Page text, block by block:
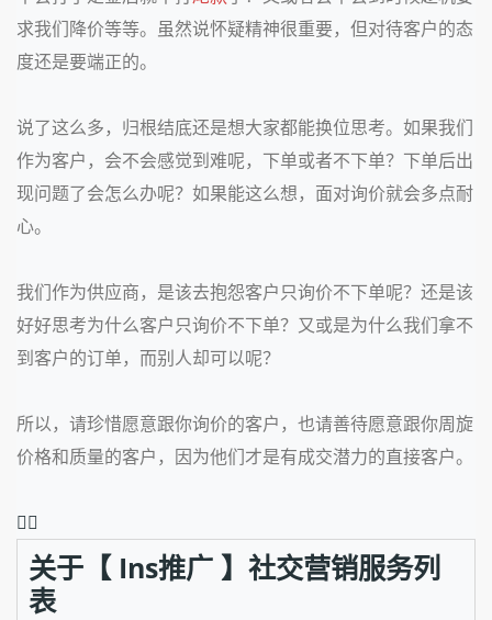
求我们降价等等。虽然说怀疑精神很重要，但对待客户的态
度还是要端正的。
说了这么多，归根结底还是想大家都能换位思考。如果我们
作为客户，会不会感觉到难呢，下单或者不下单？下单后出
现问题了会怎么办呢？如果能这么想，面对询价就会多点耐
心。
我们作为供应商，是该去抱怨客户只询价不下单呢？还是该
好好思考为什么客户只询价不下单？又或是为什么我们拿不
到客户的订单，而别人却可以呢？
所以，请珍惜愿意跟你询价的客户，也请善待愿意跟你周旋
价格和质量的客户，因为他们才是有成交潜力的直接客户。
❤️‍🔥
关于【 Ins推广 】社交营销服务列
表